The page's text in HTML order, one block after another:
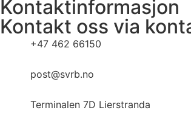
Kontaktinformasjon
Kontakt oss via
+47 462 66150
post@svrb.no
Terminalen 7D Lierstranda